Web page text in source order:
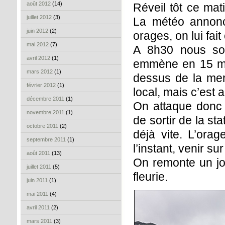
août 2012 (14)
juillet 2012 (3)
juin 2012 (2)
mai 2012 (7)
avril 2012 (1)
mars 2012 (1)
février 2012 (1)
décembre 2011 (1)
novembre 2011 (1)
octobre 2011 (2)
septembre 2011 (1)
août 2011 (13)
juillet 2011 (5)
juin 2011 (1)
mai 2011 (4)
avril 2011 (2)
mars 2011 (3)
Réveil tôt ce
La météo
orages, on lui
A 8h30 nous
emmène en 15
dessus de la
local, mais c’est
On attaque
de sortir de la
déjà vite.
l’instant, venir
On remonte un
fleurie.